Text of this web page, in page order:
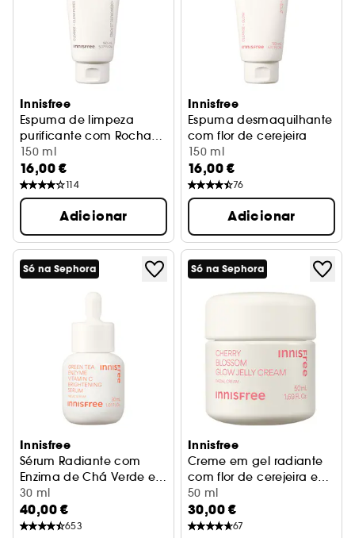
Innisfree
Espuma de limpeza
purificante com Rochas
Vulcânicas e BHA
Produto de limpeza
150 ml
16,00 €
114
Adicionar
Innisfree
Espuma desmaquilhante
com flor de cerejeira
Espuma de limpeza
150 ml
16,00 €
76
Adicionar
Só na Sephora
Innisfree
Sérum Radiante com
Enzima de Chá Verde e
Vitamina C
Sérum Antimanchas
30 ml
40,00 €
653
Só na Sephora
Innisfree
Creme em gel radiante
com flor de cerejeira e
niacinamida
Creme radiante
50 ml
30,00 €
67